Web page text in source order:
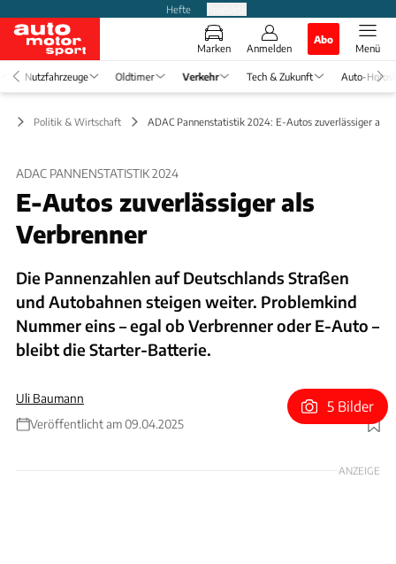
Hefte
Marken Anmelden
Abo
Menü
Nutzfahrzeuge Oldtimer Verkehr Tech & Zukunft Auto-
Politik & Wirtschaft ADAC Pannenstatistik 2024: E-Autos zuverlässiger als
ADAC PANNENSTATISTIK 2024
E-Autos zuverlässiger als
Verbrenner
Die Pannenzahlen auf Deutschlands Straßen
und Autobahnen steigen weiter. Problemkind
Nummer eins – egal ob Verbrenner oder E-Auto –
bleibt die Starter-Batterie.
Uli Baumann
Veröffentlicht am 09.04.2025
Foto: ADAC/Joel Micah Miller
5 Bilder
ANZEIGE